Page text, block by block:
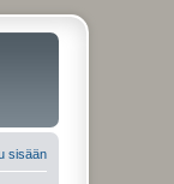
sisään